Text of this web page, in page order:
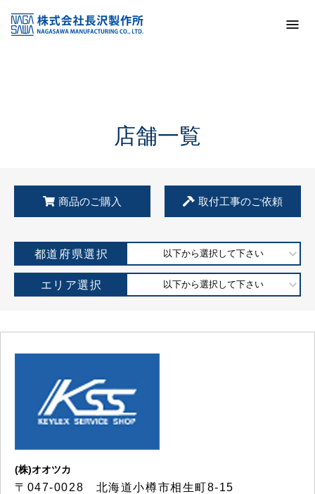
KSS加盟店・取扱店情報
店舗一覧
店舗一覧
商品のご購入 取付工事のご依頼
都道府県選択 以下から選択して下さい
エリア選択 以下から選択して下さい
(株)オオツカ
〒047-0028 北海道小樽市相生町8-15